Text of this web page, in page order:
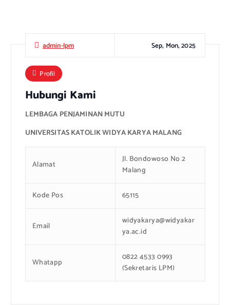
admin-lpm Sep, Mon, 2025
Profil
Hubungi Kami
LEMBAGA PENJAMINAN MUTU
UNIVERSITAS KATOLIK WIDYA KARYA MALANG
Alamat
Jl. Bondowoso No 2
Malang
Kode Pos 65115
Email
widyakarya@widyakar
ya.ac.id
Whatapp
0822 4533 0993
(Sekretaris LPM)